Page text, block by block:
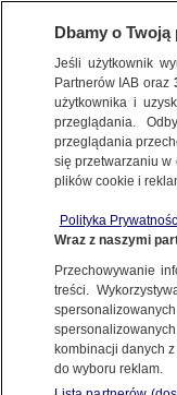
POLITYKA
a Polska?"
Michał Istel
18.04.2024, 11:26
Udostępnij
Dbamy o
Jeśli użytkownik
Partnerów IAB oraz
użytkownika i
przeglądania.
przeglądania
się przetwarzaniu w
plików cookie i
Polityka
Wraz z naszymi
Przechowywanie
treści.
kombinacji danych
do wyboru reklam.